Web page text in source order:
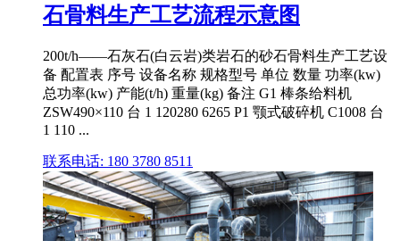
石骨料生产工艺流程示意图
200t/h——石灰石(白云岩)类岩石的砂石骨料生产工艺设
备 配置表 序号 设备名称 规格型号 单位 数量 功率(kw)
总功率(kw) 产能(t/h) 重量(kg) 备注 G1 棒条给料机
ZSW490×110 台 1 120280 6265 P1 颚式破碎机 C1008 台
1 110 ...
联系电话: 180 3780 8511